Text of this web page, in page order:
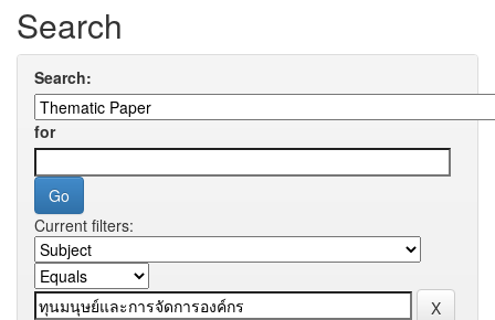
Search
Search:
for
Current filters: